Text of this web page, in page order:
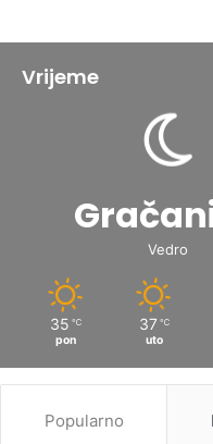
Vrijeme
Vedro
35 ℃
pon
37 ℃
uto
Popularno